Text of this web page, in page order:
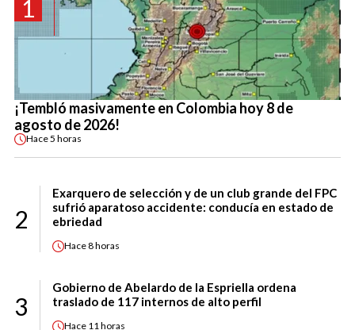
1
¡Tembló masivamente en Colombia hoy 8 de
agosto de 2026!
Hace5 horas
2
Exarquero de selección y de un club grande del FPC
sufrió aparatoso accidente: conducía en estado de
ebriedad
Hace8 horas
3
Gobierno de Abelardo de la Espriella ordena
traslado de 117 internos de alto perfil
Hace 11 horas